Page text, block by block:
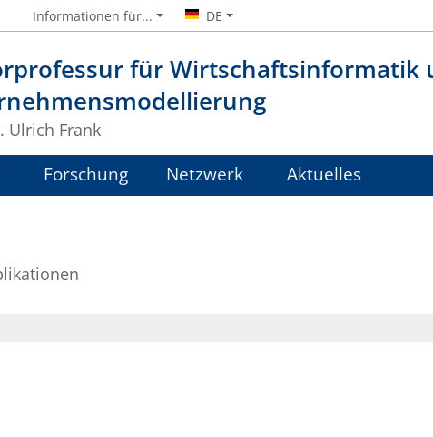
für Wirtschaftsinformatik
Ulrich Frank
Informationen für... DE
Forschung Netzwerk Aktuelles